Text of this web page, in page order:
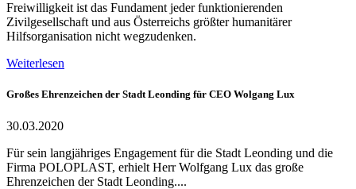
Freiwilligkeit ist das Fundament jeder funktionierenden
Zivilgesellschaft und aus Österreichs größter humanitärer
Hilfsorganisation nicht wegzudenken.
Weiterlesen
Großes Ehrenzeichen der Stadt Leonding für CEO Wolgang Lux
30.03.2020
Für sein langjähriges Engagement für die Stadt Leonding und die
Firma POLOPLAST, erhielt Herr Wolfgang Lux das große
Ehrenzeichen der Stadt Leonding....